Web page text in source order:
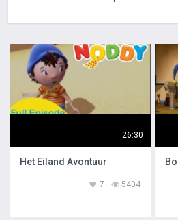
26:30
Het Eiland Avontuur
5404
7